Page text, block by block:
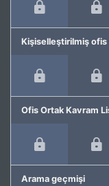
Kişiselleştirilmiş ofis
Ofis Ortak Kavram
Arama geçmişi